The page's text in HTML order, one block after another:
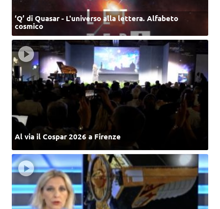
‘Q’ di Quasar - L'universo alla lettera. Alfabeto
cosmico
Al via il Cospar 2026 a Firenze